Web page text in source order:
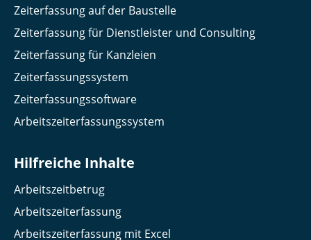
Zeiterfassung auf der Baustelle
Zeiterfassung für Dienstleister und Consulting
Zeiterfassung für Kanzleien
Zeiterfassungssystem
Zeiterfassungssoftware
Arbeitszeiterfassungssystem
Hilfreiche Inhalte
Arbeitszeitbetrug
Arbeitszeiterfassung
Arbeitszeiterfassung mit Excel